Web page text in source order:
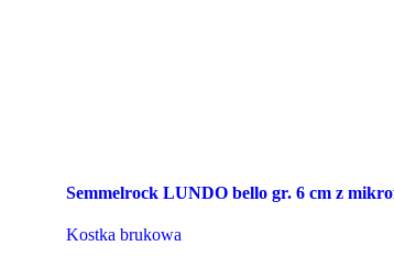
Semmelrock LUNDO bello gr. 6 cm z
Kostka brukowa